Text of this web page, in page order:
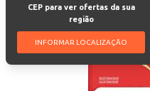
CEP para ver ofertas da sua
região
INFORMAR LOCALIZAÇÃO